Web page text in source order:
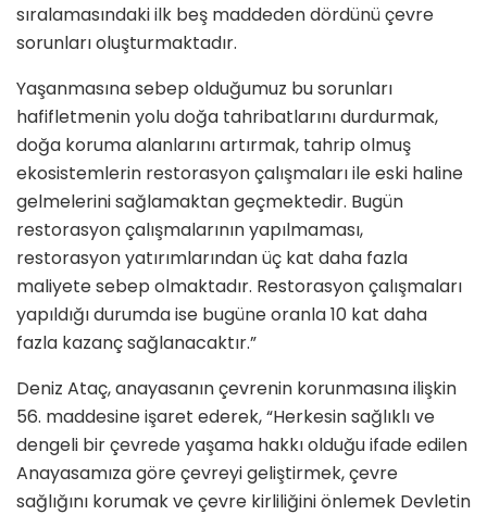
sıralamasındaki ilk beş maddeden dördünü çevre
sorunları oluşturmaktadır.
Yaşanmasına sebep olduğumuz bu sorunları
hafifletmenin yolu doğa tahribatlarını durdurmak,
doğa koruma alanlarını artırmak, tahrip olmuş
ekosistemlerin restorasyon çalışmaları ile eski haline
gelmelerini sağlamaktan geçmektedir. Bugün
restorasyon çalışmalarının yapılmaması,
restorasyon yatırımlarından üç kat daha fazla
maliyete sebep olmaktadır. Restorasyon çalışmaları
yapıldığı durumda ise bugüne oranla 10 kat daha
fazla kazanç sağlanacaktır.”
Deniz Ataç, anayasanın çevrenin korunmasına ilişkin
56. maddesine işaret ederek, “Herkesin sağlıklı ve
dengeli bir çevrede yaşama hakkı olduğu ifade edilen
Anayasamıza göre çevreyi geliştirmek, çevre
sağlığını korumak ve çevre kirliliğini önlemek Devletin